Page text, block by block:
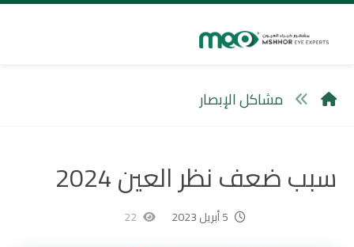
مشاكل الإبصار
سبب ضعف نظر العين 2024
5 أبريل 2023 22